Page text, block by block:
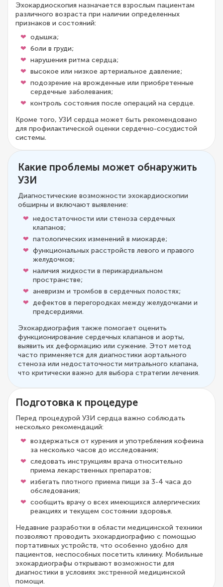
Эхокардиоскопия назначается взрослым пациентам
различного возраста при наличии определенных
признаков и состояний:
одышка;
боли в груди;
нарушения ритма сердца;
высокое или низкое артериальное давление;
подозрение на врожденные или приобретенные
сердечные заболевания;
контроль состояния после операций на сердце.
Кроме того, УЗИ сердца может быть рекомендовано
для профилактической оценки сердечно-сосудистой
системы.
Какие проблемы может обнаружить
УЗИ
Диагностические возможности эхокардиоскопии
обширны и включают выявление:
недостаточности или стеноза сердечных
клапанов;
патологических изменений в миокарде;
функциональных расстройств левого и правого
желудочков;
наличия жидкости в перикардиальном
пространстве;
аневризм и тромбов в сердечных полостях;
дефектов в перегородках между желудочками и
предсердиями.
Эхокардиография также помогает оценить
функционирование сердечных клапанов и аорты,
выявить их деформацию или сужение. Этот метод
часто применяется для диагностики аортального
стеноза или недостаточности митрального клапана,
что критически важно для выбора стратегии лечения.
Подготовка к процедуре
Перед процедурой УЗИ сердца важно соблюдать
несколько рекомендаций:
воздержаться от курения и употребления кофеина
за несколько часов до исследования;
следовать инструкциям врача относительно
приема лекарственных препаратов;
избегать плотного приема пищи за 3-4 часа до
обследования;
сообщить врачу о всех имеющихся аллергических
реакциях и текущем состоянии здоровья.
Недавние разработки в области медицинской техники
позволяют проводить эхокардиографию с помощью
портативных устройств, что особенно удобно для
пациентов, неспособных посетить клинику. Мобильные
эхокардиографы открывают возможности для
диагностики в условиях экстренной медицинской
помощи.